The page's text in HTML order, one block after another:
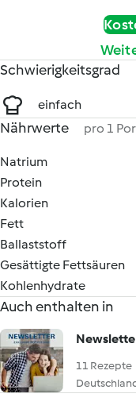
Schwierigkeitsgrad
einfach
Nährwerte pro 1
Natrium
Protein
Kalorien
Fett
Ballaststoff
Gesättigte Fettsäuren
Kohlenhydrate
Auch enthalten in
11 Rezepte